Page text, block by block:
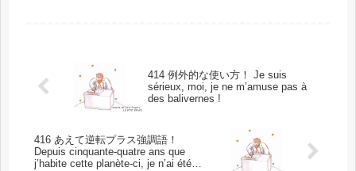
414 例外的な使い方！ Je suis
sérieux, moi, je ne m’amuse pas à
des balivernes !
416 あえて逆転プラス強調語！
Depuis cinquante-quatre ans que
j’habite cette planète-ci, je n’ai été